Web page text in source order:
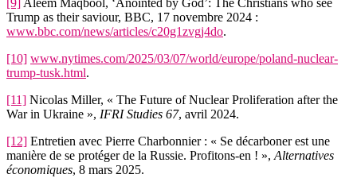
[9] Aleem Maqbool, ‘Anointed by God’: The Christians who see
Trump as their saviour, BBC, 17 novembre 2024 :
www.bbc.com/news/articles/c20g1zvgj4do.
[10] www.nytimes.com/2025/03/07/world/europe/poland-nuclear-
trump-tusk.html.
[11] Nicolas Miller, « The Future of Nuclear Proliferation after the
War in Ukraine », IFRI Studies 67, avril 2024.
[12] Entretien avec Pierre Charbonnier : « Se décarboner est une
manière de se protéger de la Russie. Profitons-en ! », Alternatives
économiques, 8 mars 2025.